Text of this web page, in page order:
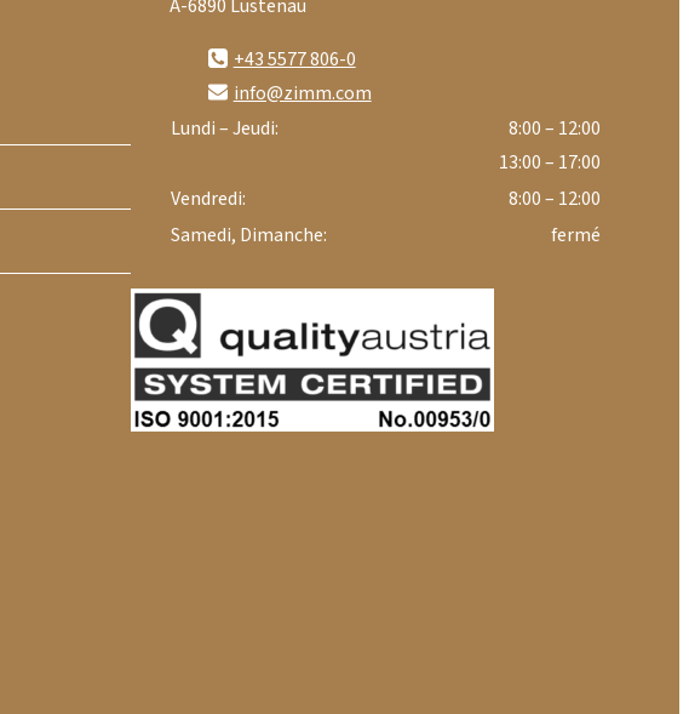
A-6890 Lustenau
+43 5577 806-0
info@zimm.com
Lundi – Jeudi:
8:00 – 12:00
13:00 – 17:00
Vendredi:
8:00 – 12:00
Samedi, Dimanche:
fermé